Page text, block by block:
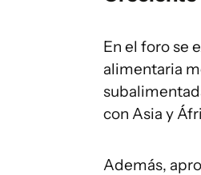
En el foro se
alimentaria
con Asia y
Además,